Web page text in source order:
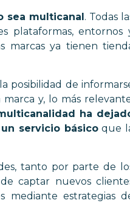
sea multicanal . Todas
plataformas, entornos
marcas ya tienen
posibilidad de
y, lo más
ha
servicio básicoque
tanto por parte de
captar nuevos
mediante estrategias